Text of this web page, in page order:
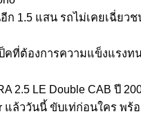
1.5 แสน รถไม่เคยเฉี่ยว
ที่ต้องการความแข็งแรง
2.5 LE Double CAB ปี
แล้ววันนี้ ขับเท่ก่อนใคร พ